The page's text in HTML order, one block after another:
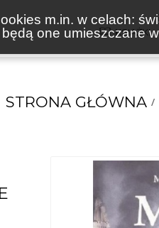
m.in. w celach:
one umieszczane
KSIĄŻKI
STRONA GŁÓWNA